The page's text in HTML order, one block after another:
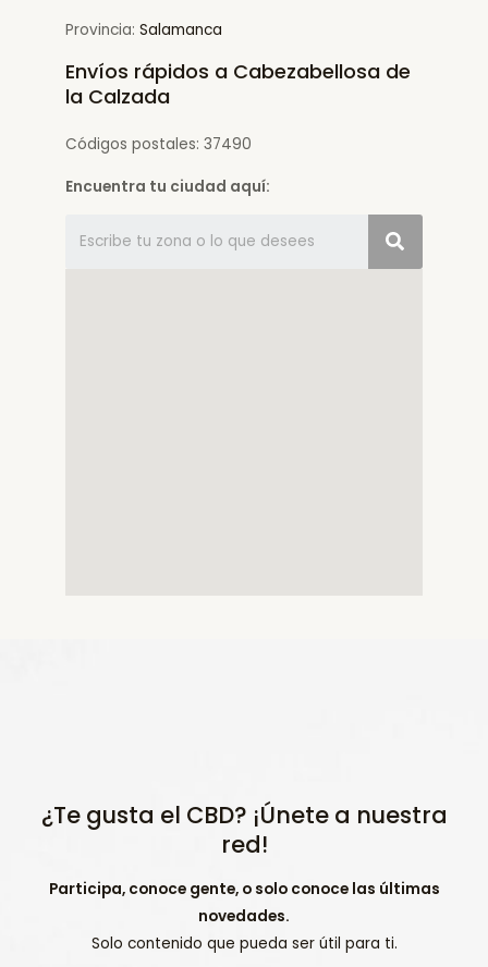
Provincia: Salamanca
Envíos rápidos a Cabezabellosa de
la Calzada
Códigos postales: 37490
Encuentra tu ciudad aquí:
¿Te gusta el CBD? ¡Únete a nuestra
red!
Participa, conoce gente, o solo conoce las últimas
novedades.
Solo contenido que pueda ser útil para ti.